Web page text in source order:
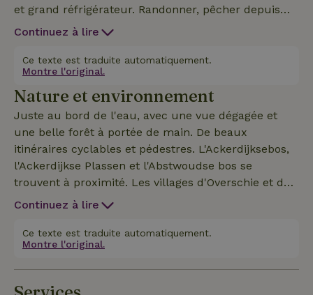
et grand réfrigérateur. Randonner, pêcher depuis
l'embarcadère, faire du vélo, du canoë et ensuite se
l'eau chaude à l'arrivée, c'est tout à fait possible !
Canoë et jacuzzi avec peignoirs, serviettes et
pantoufles inclus dans le prix de la location. Wir
haben einem wunderbaren Urlaubsort, direkt am
Wasser De Schie mit freiem Blick. Nous logeons
dans un Wohnmobil américain de 10 mètres de
long, entièrement équipé : toilettes, salle de bain,
cuisine, table d'hôtes et grand coffre-fort. Wandern,
und anschließendes Entspannen im (aufblasbaren)
Whirlpool, die bei der Ankunft mit heissem wasser
bereitsteht, alles ist möglich. Kanu et Whirlpool avec
Continuez à lire
Ce texte est traduite automatiquement.
Montre l'original.
Nature et environnement
Juste au bord de l'eau, avec une vue dégagée et
une belle forêt à portée de main. De beaux
itinéraires cyclables et pédestres. L'Ackerdijksebos,
l'Ackerdijkse Plassen et l'Abstwoudse bos se
trouvent à proximité. Les villages d'Overschie et de
Schipluiden constituent également de belles
de culture à découvrir dans la ville de Rotterdam,
avec son allure internationale, et dans la belle ville
pittoresque de Delft, toutes deux à 20 minutes à
vélo!Direkt am Wasser, mit freiem Blick und einem
Continuez à lire
Ce texte est traduite automatiquement.
Montre l'original.